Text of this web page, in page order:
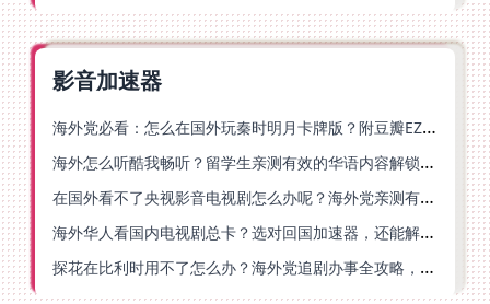
影音加速器
海外党必看：怎么在国外玩秦时明月卡牌版？附豆瓣EZCast地区限制破解法
海外怎么听酷我畅听？留学生亲测有效的华语内容解锁指南
在国外看不了央视影音电视剧怎么办呢？海外党亲测有效的回国加速方案
海外华人看国内电视剧总卡？选对回国加速器，还能解决菲律宾打不开反诈中心的问题
探花在比利时用不了怎么办？海外党追剧办事全攻略，选对加速器就够了